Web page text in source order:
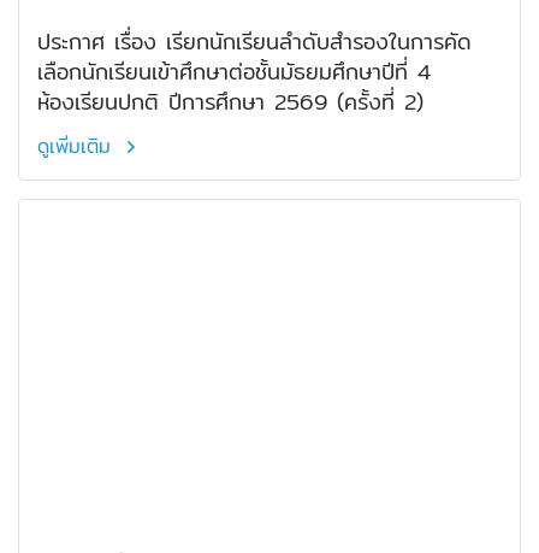
ประกาศ เรื่อง เรียกนักเรียนลำดับสำรองในการคัด
เลือกนักเรียนเข้าศึกษาต่อชั้นมัธยมศึกษาปีที่ 4
ห้องเรียนปกติ ปีการศึกษา 2569 (ครั้งที่ 2)
ดูเพิ่มเติม